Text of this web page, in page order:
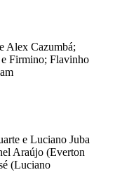
Alex Cazumbá;
Firmino; Flavinho
e Luciano Juba
Araújo (Everton
(Luciano